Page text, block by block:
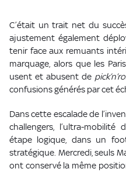
C’était un trait net du
ajustement également
tenir face aux remuants
marquage, alors que les
usent et abusent de
confusions générés par cet
Dans cette escalade de
challengers, l’ultra-
étape logique, dans un
stratégique. Mercredi, seuls
ont conservé la même